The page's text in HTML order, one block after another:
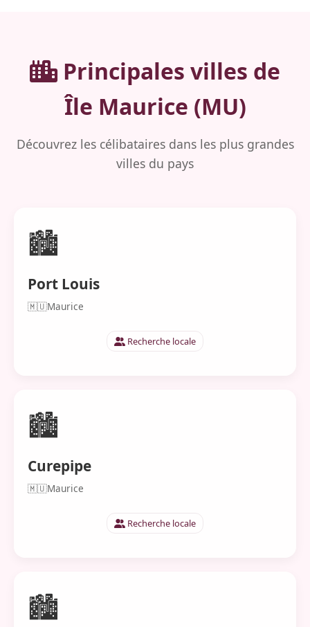
Principales villes de
Île Maurice (MU)
Découvrez les célibataires dans les plus grandes
villes du pays
🏙️
Port Louis
🇲🇺Maurice
Recherche locale
🏙️
Curepipe
🇲🇺Maurice
Recherche locale
🏙️